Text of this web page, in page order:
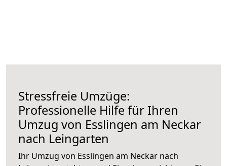
Stressfreie Umzüge:
Professionelle Hilfe für Ihren
Umzug von Esslingen am Neckar
nach Leingarten
Ihr Umzug von Esslingen am Neckar nach